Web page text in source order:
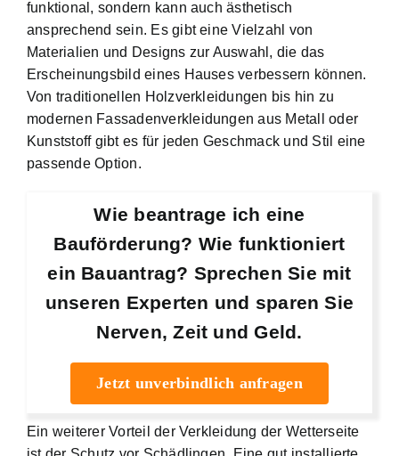
funktional, sondern kann auch ästhetisch
ansprechend sein. Es gibt eine Vielzahl von
Materialien und Designs zur Auswahl, die das
Erscheinungsbild eines Hauses verbessern können.
Von traditionellen Holzverkleidungen bis hin zu
modernen Fassadenverkleidungen aus Metall oder
Kunststoff gibt es für jeden Geschmack und Stil eine
passende Option.
Wie beantrage ich eine
Bauförderung? Wie funktioniert
ein Bauantrag? Sprechen Sie mit
unseren Experten und sparen Sie
Nerven, Zeit und Geld.
Jetzt unverbindlich anfragen
Ein weiterer Vorteil der Verkleidung der Wetterseite